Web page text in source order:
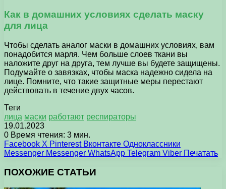
Как в домашних условиях сделать маску
для лица
Чтобы сделать аналог маски в домашних условиях, вам
понадобится марля. Чем больше слоев ткани вы
наложите друг на друга, тем лучше вы будете защищены.
Подумайте о завязках, чтобы маска надежно сидела на
лице. Помните, что такие защитные меры перестают
действовать в течение двух часов.
Теги
лица маски работают респираторы
19.01.2023
0 Время чтения: 3 мин.
Facebook X Pinterest Вконтакте Одноклассники
Messenger Messenger WhatsApp Telegram Viber Печатать
ПОХОЖИЕ СТАТЬИ